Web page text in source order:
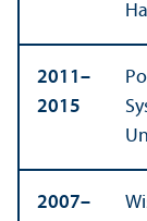
2011–
2015
2007–